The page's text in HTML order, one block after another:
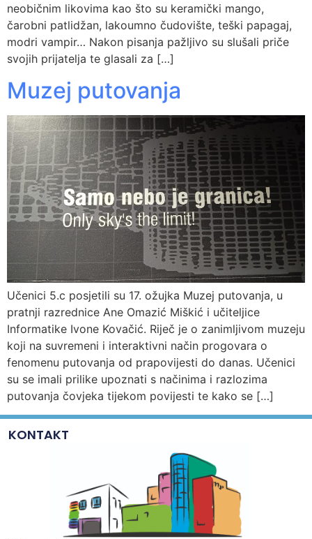
neobičnim likovima kao što su keramički mango,
čarobni patlidžan, lakoumno čudovište, teški papagaj,
modri vampir… Nakon pisanja pažljivo su slušali priče
svojih prijatelja te glasali za […]
Muzej putovanja
Učenici 5.c posjetili su 17. ožujka Muzej putovanja, u
pratnji razrednice Ane Omazić Miškić i učiteljice
Informatike Ivone Kovačić. Riječ je o zanimljivom muzeju
koji na suvremeni i interaktivni način progovara o
fenomenu putovanja od prapovijesti do danas. Učenici
su se imali prilike upoznati s načinima i razlozima
putovanja čovjeka tijekom povijesti te kako se […]
KONTAKT